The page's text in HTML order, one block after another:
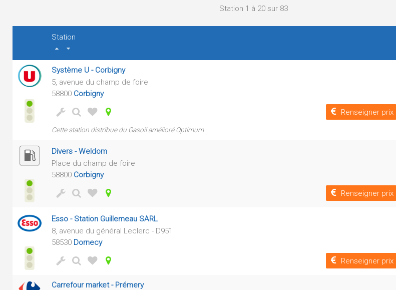
Station 1 à 20 sur 83
Station
Système U - Corbigny
5, avenue du champ de foire
58800 Corbigny
Renseigner prix
Cette station distribue du Gasoil amélioré Optimum
Divers - Weldom
Place du champ de foire
58800 Corbigny
Renseigner prix
Esso - Station Guillemeau SARL
8, avenue du général Leclerc - D951
58530 Dornecy
Renseigner prix
Carrefour market - Prémery